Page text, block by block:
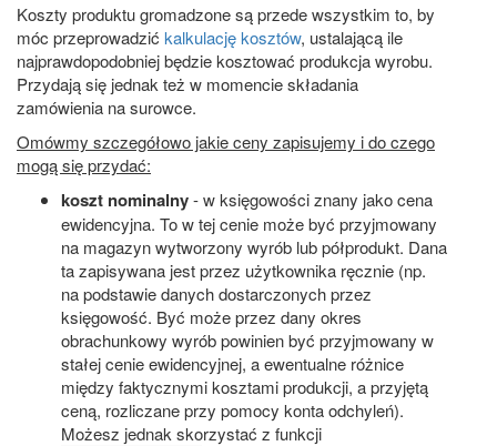
Koszty produktu gromadzone są przede wszystkim to, by
móc przeprowadzić kalkulację kosztów, ustalającą ile
najprawdopodobniej będzie kosztować produkcja wyrobu.
Przydają się jednak też w momencie składania
zamówienia na surowce.
Omówmy szczegółowo jakie ceny zapisujemy i do czego
mogą się przydać:
koszt nominalny- w księgowości znany jako cena
ewidencyjna. To w tej cenie może być przyjmowany
na magazyn wytworzony wyrób lub półprodukt. Dana
ta zapisywana jest przez użytkownika ręcznie (np.
na podstawie danych dostarczonych przez
księgowość. Być może przez dany okres
obrachunkowy wyrób powinien być przyjmowany w
stałej cenie ewidencyjnej, a ewentualne różnice
między faktycznymi kosztami produkcji, a przyjętą
ceną, rozliczane przy pomocy konta odchyleń).
Możesz jednak skorzystać z funkcji